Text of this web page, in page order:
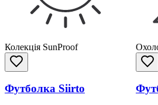
Колекція SunProof
Футболка Siirto